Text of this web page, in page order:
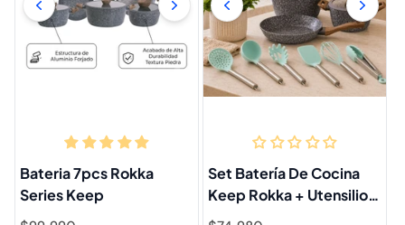
Bateria 7pcs Rokka
Series Keep
Set Batería De Cocina
Keep Rokka + Utensilios
Doral 11 Piezas